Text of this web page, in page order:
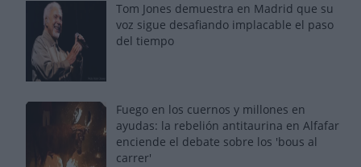
Tom Jones demuestra en Madrid que su
voz sigue desafiando implacable el paso
del tiempo
Fuego en los cuernos y millones en
ayudas: la rebelión antitaurina en Alfafar
enciende el debate sobre los 'bous al
carrer'